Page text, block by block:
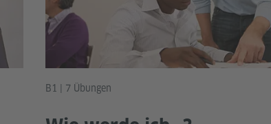
B1 | 7 Übungen